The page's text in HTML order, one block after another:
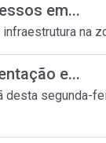
em...
na
e...
desta segunda-